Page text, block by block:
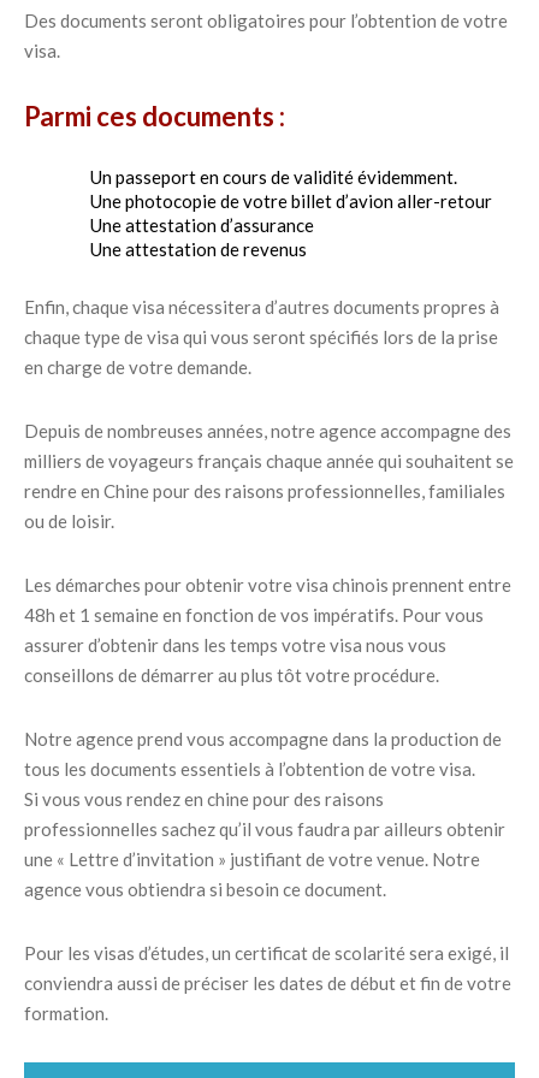
Des documents seront obligatoires pour l’obtention de votre
visa.
Parmi ces documents :
Un passeport en cours de validité évidemment.
Une photocopie de votre billet d’avion aller-retour
Une attestation d’assurance
Une attestation de revenus
Enfin, chaque visa nécessitera d’autres documents propres à
chaque type de visa qui vous seront spécifiés lors de la prise
en charge de votre demande.
Depuis de nombreuses années, notre agence accompagne des
milliers de voyageurs français chaque année qui souhaitent se
rendre en Chine pour des raisons professionnelles, familiales
ou de loisir.
Les démarches pour obtenir votre visa chinois prennent entre
48h et 1 semaine en fonction de vos impératifs. Pour vous
assurer d’obtenir dans les temps votre visa nous vous
conseillons de démarrer au plus tôt votre procédure.
Notre agence prend vous accompagne dans la production de
tous les documents essentiels à l’obtention de votre visa.
Si vous vous rendez en chine pour des raisons
professionnelles sachez qu’il vous faudra par ailleurs obtenir
une « Lettre d’invitation » justifiant de votre venue. Notre
agence vous obtiendra si besoin ce document.
Pour les visas d’études, un certificat de scolarité sera exigé, il
conviendra aussi de préciser les dates de début et fin de votre
formation.